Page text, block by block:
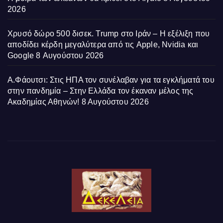
2026
Χρυσό δώρο 500 δισεκ. Trump στο Ιράν – Η εξέλιξη που
αποδίδει κέρδη μεγαλύτερα από τις Apple, Nvidia και
Google 8 Αυγούστου 2026
Α.Φάουτσι: Στις ΗΠΑ τον συνέλαβαν για τα εγκλήματά του
στην πανδημία – Στην Ελλάδα τον έκαναν μέλος της
Ακαδημίας Αθηνών! 8 Αυγούστου 2026